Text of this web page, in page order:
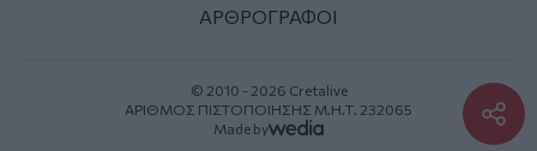
ΑΡΘΡΟΓΡΑΦΟΙ
© 2010 - 2026 Cretalive
ΑΡΙΘΜΟΣ ΠΙΣΤΟΠΟΙΗΣΗΣ Μ.Η.Τ. 232065
Made by